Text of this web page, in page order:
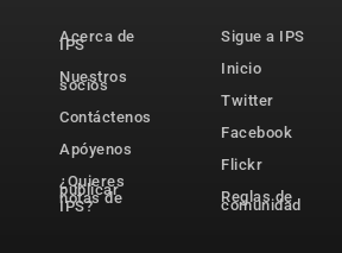
Acerca de
IPS
Nuestros
socios
Contáctenos
Apóyenos
¿Quieres
publicar
notas de
IPS?
Sigue a IPS
Inicio
Twitter
Facebook
Flickr
Reglas de
comunidad